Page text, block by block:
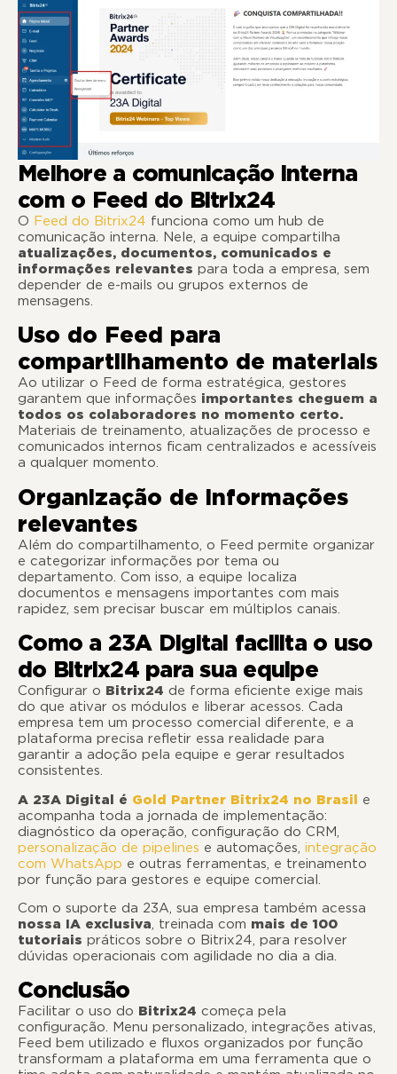
Melhore a comunicação interna
com o Feed do Bitrix24
O Feed do Bitrix24 funciona como um hub de
comunicação interna. Nele, a equipe compartilha
atualizações, documentos, comunicados e
informações relevantes para toda a empresa, sem
depender de e-mails ou grupos externos de
mensagens.
Uso do Feed para
compartilhamento de materiais
Ao utilizar o Feed de forma estratégica, gestores
garantem que informações importantes cheguem a
todos os colaboradores no momento certo.
Materiais de treinamento, atualizações de processo e
comunicados internos ficam centralizados e acessíveis
a qualquer momento.
Organização de informações
relevantes
Além do compartilhamento, o Feed permite organizar
e categorizar informações por tema ou
departamento. Com isso, a equipe localiza
documentos e mensagens importantes com mais
rapidez, sem precisar buscar em múltiplos canais.
Como a 23A Digital facilita o uso
do Bitrix24 para sua equipe
Configurar o Bitrix24 de forma eficiente exige mais
do que ativar os módulos e liberar acessos. Cada
empresa tem um processo comercial diferente, e a
plataforma precisa refletir essa realidade para
garantir a adoção pela equipe e gerar resultados
consistentes.
A 23A Digital é Gold Partner Bitrix24 no Brasil e
acompanha toda a jornada de implementação:
diagnóstico da operação, configuração do CRM,
personalização de pipelines e automações, integração
com WhatsApp e outras ferramentas, e treinamento
por função para gestores e equipe comercial.
Com o suporte da 23A, sua empresa também acessa
nossa IA exclusiva, treinada com mais de 100
tutoriais práticos sobre o Bitrix24, para resolver
dúvidas operacionais com agilidade no dia a dia.
Conclusão
Facilitar o uso do Bitrix24 começa pela
configuração. Menu personalizado, integrações ativas,
Feed bem utilizado e fluxos organizados por função
transformam a plataforma em uma ferramenta que o